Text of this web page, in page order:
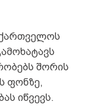
შორის
ფონზე,
იწვევს.